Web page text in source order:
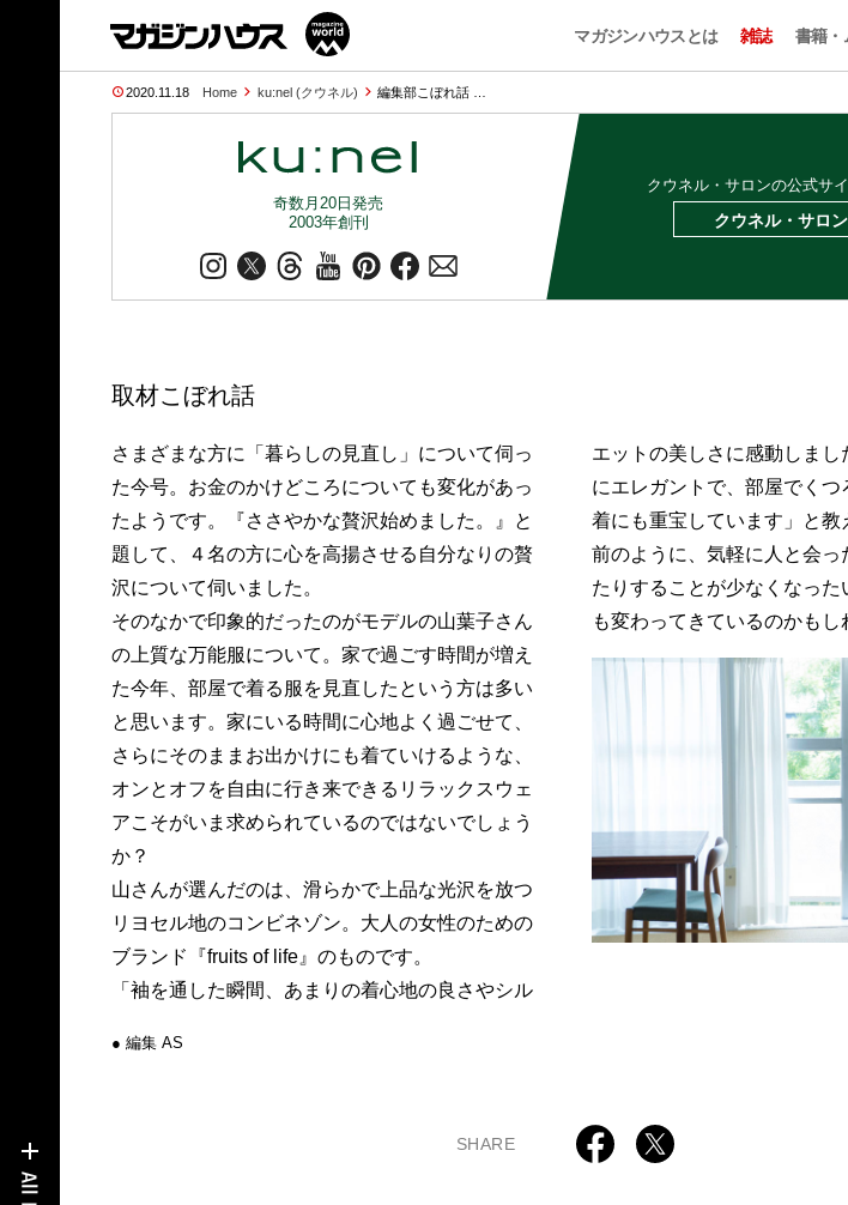
マガジンハウスとは 雑誌 書籍・
2020.11.18 Home ku:nel (クウネル) 編集部こぼれ話 …
奇数月20日発売
2003年創刊
クウネル・サロンの公式サ
クウネル・サロン
取材こぼれ話
さまざまな方に「暮らしの見直し」について伺っ
た今号。お金のかけどころについても変化があっ
たようです。『ささやかな贅沢始めました。』と
題して、４名の方に心を高揚させる自分なりの贅
沢について伺いました。
そのなかで印象的だったのがモデルの山葉子さん
の上質な万能服について。家で過ごす時間が増え
た今年、部屋で着る服を見直したという方は多い
と思います。家にいる時間に心地よく過ごせて、
さらにそのままお出かけにも着ていけるような、
オンとオフを自由に行き来できるリラックスウェ
アこそがいま求められているのではないでしょう
か？
山さんが選んだのは、滑らかで上品な光沢を放つ
リヨセル地のコンビネゾン。大人の女性のための
ブランド『fruits of life』のものです。
「袖を通した瞬間、あまりの着心地の良さやシル
エットの美しさに感動しま
にエレガントで、部屋でく
着にも重宝しています」と教
前のように、気軽に人と会っ
たりすることが少なくなっ
も変わってきているのかもし
● 編集 AS
SHARE